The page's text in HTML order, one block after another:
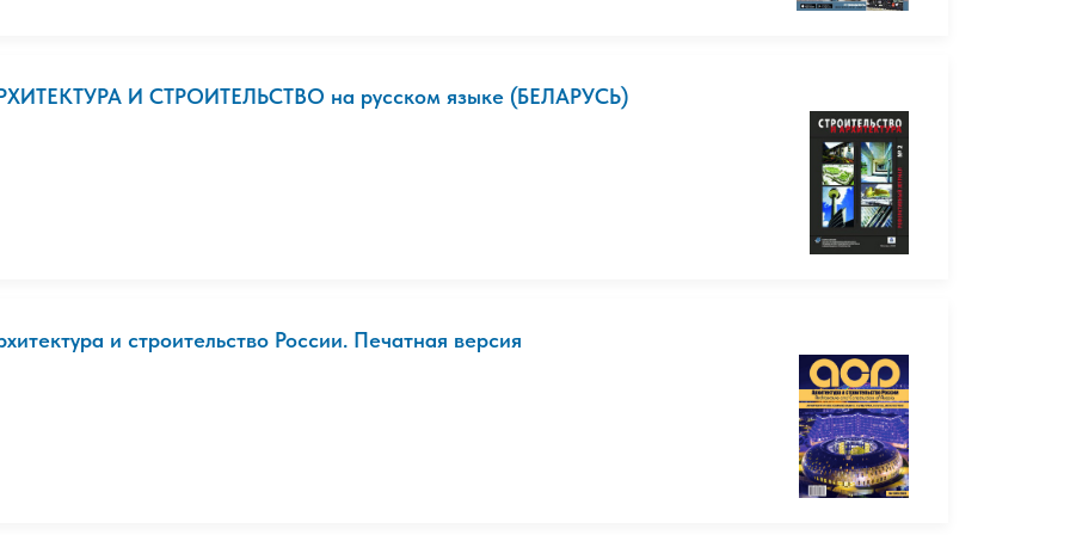
И СТРОИТЕЛЬСТВО на русском языке (БЕЛАРУСЬ)
и строительство России. Печатная версия